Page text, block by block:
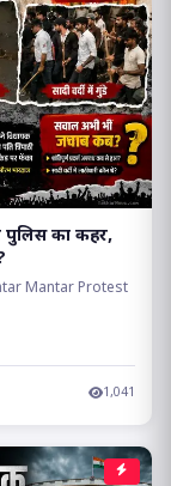
पुलिस का कहर,
Mantar Protest
1,041